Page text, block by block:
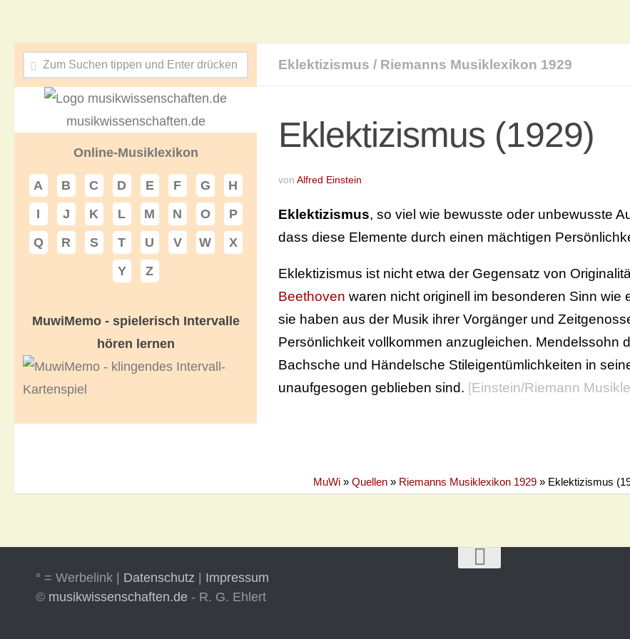
Eklektizismus / Riemanns Musiklexikon 1929
Eklektizismus (1929)
von Alfred Einstein
Eklektizismus, so viel wie bewusste oder unbewusste
dass diese Elemente durch einen mächtigen
Eklektizismus ist nicht etwa der Gegensatz von
Beethoven waren nicht originell im besonderen Sinn
sie haben aus der Musik ihrer Vorgänger und
Persönlichkeit vollkommen anzugleichen. Mendelssohn
Bachsche und Händelsche Stileigentümlichkeiten in
unaufgesogen geblieben sind. [Einstein/Riemann
musikwissenschaften.de
Online-Musiklexikon
A B C D E F G
H
I
J K L M N O
P
Q
R S T U V W
X
Y
Z
MuwiMemo - spielerisch Intervalle
hören lernen
MuWi» Quellen» Riemanns Musiklexikon 1929» Eklektizismus
° = Werbelink | Datenschutz
Impressum
© musikwissenschaften.de - R. G. Ehlert